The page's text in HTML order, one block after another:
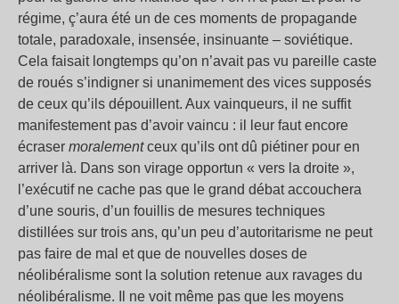
régime, ç’aura été un de ces moments de propagande
totale, paradoxale, insensée, insinuante – soviétique.
Cela faisait longtemps qu’on n’avait pas vu pareille caste
de roués s’indigner si unanimement des vices supposés
de ceux qu’ils dépouillent. Aux vainqueurs, il ne suffit
manifestement pas d’avoir vaincu : il leur faut encore
écraser moralementceux qu’ils ont dû piétiner pour en
arriver là. Dans son virage opportun « vers la droite »,
l’exécutif ne cache pas que le grand débat accouchera
d’une souris, d’un fouillis de mesures techniques
distillées sur trois ans, qu’un peu d’autoritarisme ne peut
pas faire de mal et que de nouvelles doses de
néolibéralisme sont la solution retenue aux ravages du
néolibéralisme. Il ne voit même pas que les moyens